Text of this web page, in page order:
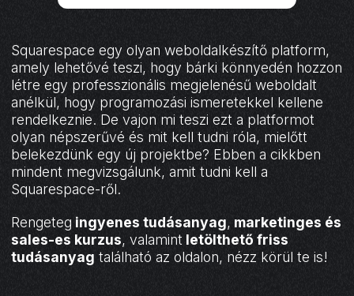
Squarespace egy olyan weboldalkészítő platform,
amely lehetővé teszi, hogy bárki könnyedén hozzon
létre egy professzionális megjelenésű weboldalt
anélkül, hogy programozási ismeretekkel kellene
rendelkeznie. De vajon mi teszi ezt a platformot
olyan népszerűvé és mit kell tudni róla, mielőtt
belekezdünk egy új projektbe? Ebben a cikkben
mindent megvizsgálunk, amit tudni kell a
Squarespace-ről.
Rengeteg ingyenes tudásanyag, marketinges és
sales-es kurzus, valamint letölthető friss
tudásanyag található az oldalon, nézz körül te is!